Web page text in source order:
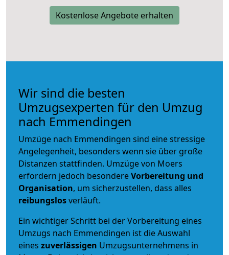
Kostenlose Angebote erhalten
Wir sind die besten
Umzugsexperten für den Umzug
nach Emmendingen
Umzüge nach Emmendingen sind eine stressige
Angelegenheit, besonders wenn sie über große
Distanzen stattfinden. Umzüge von Moers
erfordern jedoch besondereVorbereitung und
Organisation, um sicherzustellen, dass alles
reibungslosverläuft.
Ein wichtiger Schritt bei der Vorbereitung eines
Umzugs nach Emmendingen ist die Auswahl
eines zuverlässigen Umzugsunternehmens in